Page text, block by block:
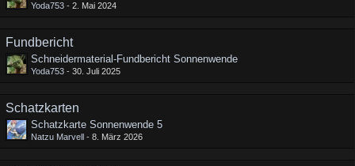
Yoda753 - 2. Mai 2024
Fundbericht
Schneidermaterial-Fundbericht Sonnenwende
Yoda753 - 30. Juli 2025
Schatzkarten
Schatzkarte Sonnenwende 5
Natzu Marvell - 8. März 2026